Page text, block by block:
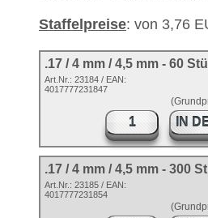
Staffelpreise: von 3,76
.17 / 4 mm / 4,5 mm - 60
Art.Nr.: 23184 / EAN:
4017777231847
IN
.17 / 4 mm / 4,5 mm - 300
Art.Nr.: 23185 / EAN:
4017777231854